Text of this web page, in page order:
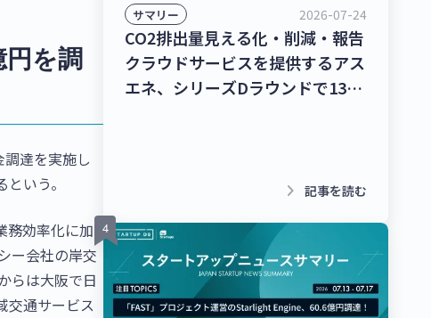
を調
達を実施し
いう。
務効率化に加
ー会社の岸交
らは大阪で日
交通サービス
サマリー 2026-07-24
CO2排出量見える化・削減・報告
クラウドサービスを提供するアス
エネ、シリーズDラウンドで135
円を調達！【最新スタートアップ
keyboard_arrow_right 記事を読む